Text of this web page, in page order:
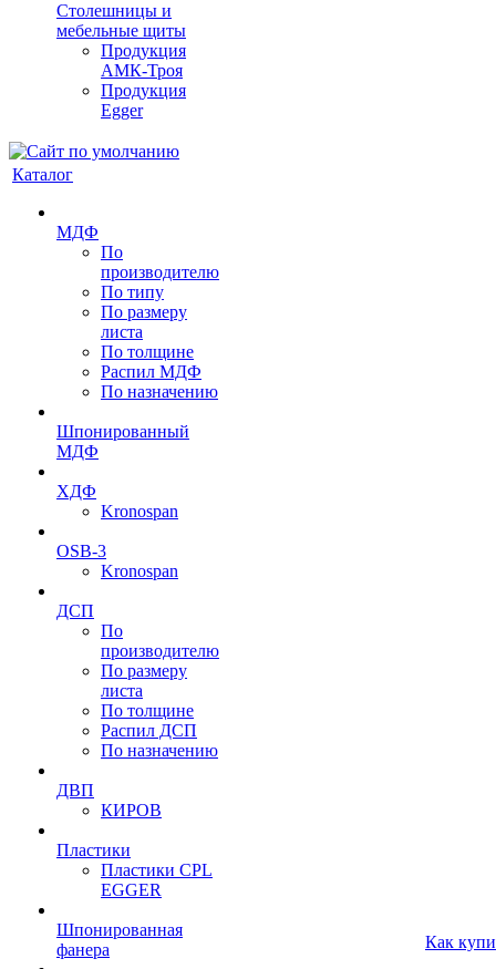
Столешницы и
мебельные щиты
Продукция
АМК-Троя
Продукция
Egger
Каталог
МДФ
По
производителю
По типу
По размеру
листа
По толщине
Распил МДФ
По назначению
Шпонированный
МДФ
ХДФ
Kronospan
OSB-3
Kronospan
ДСП
По
производителю
По размеру
листа
По толщине
Распил ДСП
По назначению
ДВП
КИРОВ
Пластики
Пластики CPL
EGGER
Шпонированная
фанера
Как